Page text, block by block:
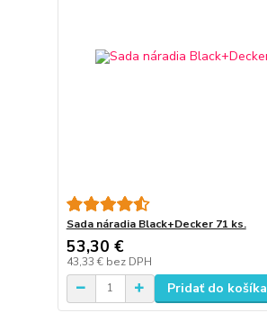
Sada náradia Black+Decker 71 ks.
53,30 €
43,33 € bez DPH
Pridať do košíka